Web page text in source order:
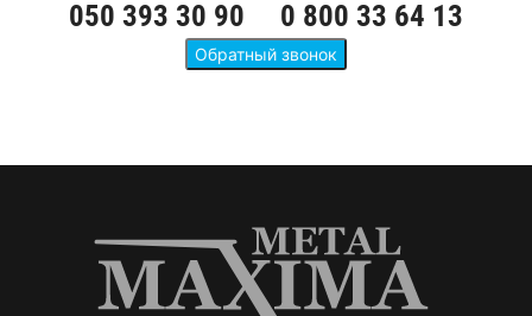
050 393 30 90 0 800 33 64 13